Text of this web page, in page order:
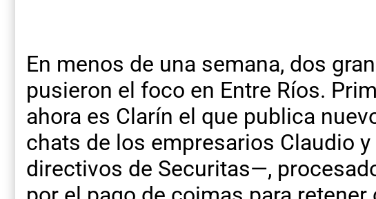
En menos de una semana, dos
pusieron el foco en Entre Ríos.
ahora es Clarín el que publica
chats de los empresarios Claudio
directivos de Securitas—,